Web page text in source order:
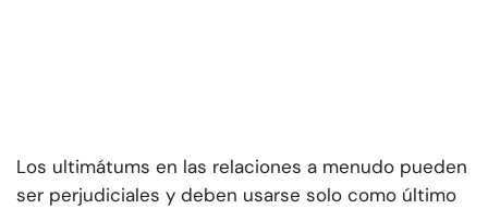
Los ultimátums en las relaciones a menudo pueden
ser perjudiciales y deben usarse solo como último